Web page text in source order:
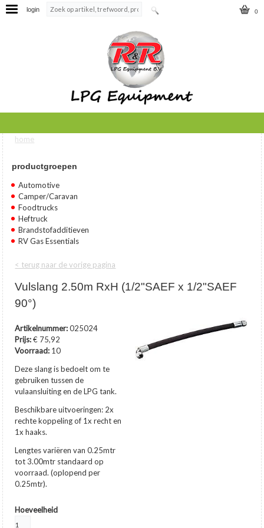
0
login
U bent hier
home
productgroepen
Automotive
Camper/Caravan
Foodtrucks
Heftruck
Brandstofadditieven
RV Gas Essentials
< terug naar de vorige pagina
Vulslang 2.50m RxH (1/2"SAEF x 1/2"SAEF
90°)
Artikelnummer:025024
Prijs: € 75,92
Voorraad: 10
Deze slang is bedoelt om te
gebruiken tussen de
vulaansluiting en de LPG tank.
Beschikbare uitvoeringen: 2x
rechte koppeling of 1x recht en
1x haaks.
Lengtes variëren van 0.25mtr
tot 3.00mtr standaard op
voorraad. (oplopend per
0.25mtr).
Hoeveelheid